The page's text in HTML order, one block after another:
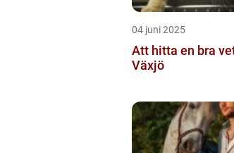
04 juni 2025
Att hitta en bra
Växjö